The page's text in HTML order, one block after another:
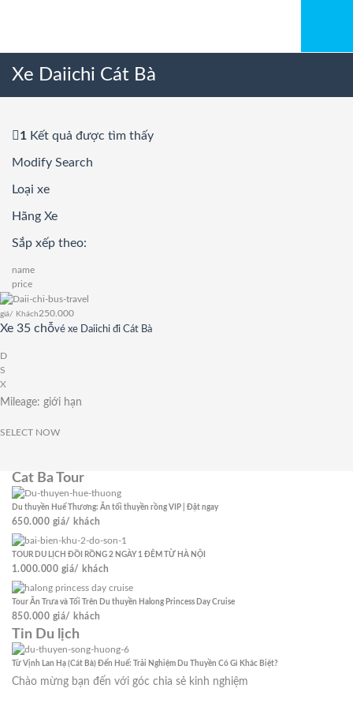
Xe Daiichi Cát Bà
1 Kết quả được tìm thấy
Modify Search
Loại xe
Hãng Xe
Sắp xếp theo:
name
price
giá/ Khách 250.000
Xe 35 chỗvé xe Daiichi đi Cát Bà
D
S
X
Mileage: giới hạn
SELECT NOW
Cat Ba Tour
Du thuyền Huế Thương: Ăn tối thuyền rồng VIP | Đặt ngay
650.000 giá/ khách
TOUR DU LỊCH ĐỒI RỒNG 2 NGÀY 1 ĐÊM TỪ HÀ NỘI
1.000.000 giá/ khách
Tour Ăn Trưa và Tối Trên Du thuyền Halong Princess Day Cruise
850.000 giá/ khách
Tin Du lịch
Từ Vịnh Lan Hạ (Cát Bà) Đến Huế: Trải Nghiệm Du Thuyền Có Gì Khác Biệt?
Chào mừng bạn đến với góc chia sẻ kinh nghiệm